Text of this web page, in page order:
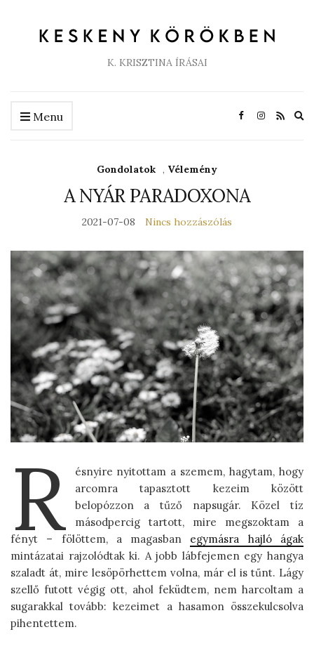
K. KRISZTINA ÍRÁSAI
Menu
Gondolatok , Vélemény
A NYÁR PARADOXONA
2021-07-08 Nincs hozzászólás
R
ésnyire nyitottam a szemem, hagytam, hogy
arcomra tapasztott kezeim között
belopózzon a tűző napsugár. Közel tíz
másodpercig tartott, mire megszoktam a
fényt – fölöttem, a magasban egymásra hajló ágak
mintázatai rajzolódtak ki. A jobb lábfejemen egy hangya
szaladt át, mire lesöpörhettem volna, már el is tűnt. Lágy
szellő futott végig ott, ahol feküdtem, nem harcoltam a
sugarakkal tovább: kezeimet a hasamon összekulcsolva
pihentettem.